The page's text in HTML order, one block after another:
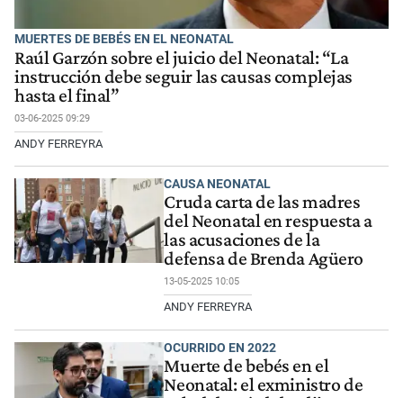
MUERTES DE BEBÉS EN EL NEONATAL
Raúl Garzón sobre el juicio del Neonatal: “La
instrucción debe seguir las causas complejas
hasta el final”
03-06-2025 09:29
ANDY FERREYRA
CAUSA NEONATAL
Cruda carta de las madres
del Neonatal en respuesta a
las acusaciones de la
defensa de Brenda Agüero
13-05-2025 10:05
ANDY FERREYRA
OCURRIDO EN 2022
Muerte de bebés en el
Neonatal: el exministro de